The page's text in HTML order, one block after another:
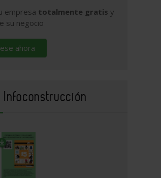
empresa totalmente gratis y
su negocio
ahora
Infoconstrucción